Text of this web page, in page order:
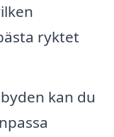
ryktet
kan du